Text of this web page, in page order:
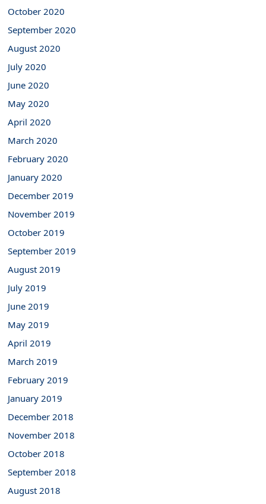
October 2020
September 2020
August 2020
July 2020
June 2020
May 2020
April 2020
March 2020
February 2020
January 2020
December 2019
November 2019
October 2019
September 2019
August 2019
July 2019
June 2019
May 2019
April 2019
March 2019
February 2019
January 2019
December 2018
November 2018
October 2018
September 2018
August 2018